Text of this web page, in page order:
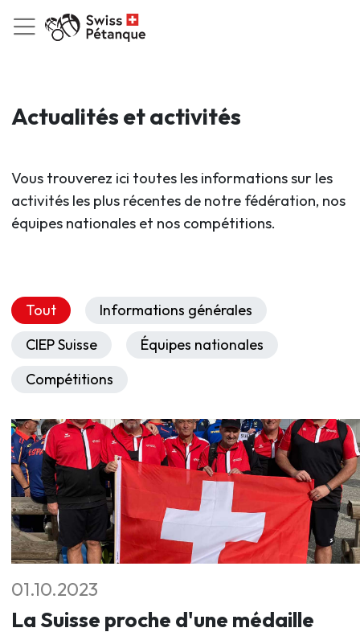
Actualités et activités
Vous trouverez ici toutes les informations sur les
activités les plus récentes de notre fédération, nos
équipes nationales et nos compétitions.
Tout
Informations générales
CIEP Suisse
Équipes nationales
Compétitions
01.10.2023
La Suisse proche d'une médaille